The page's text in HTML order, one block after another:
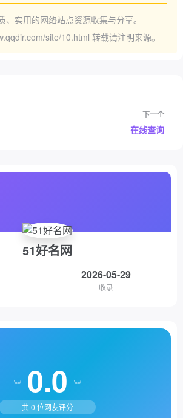
、实用的网络站点资源收集与分享。
site/10.html 转载请注明来源。
下一个
在线查询
51好名网
2026-05-29
收录
0.0
共0 位网友评分